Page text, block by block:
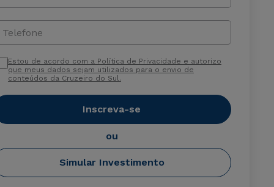
Telefone
Estou de acordo com a Política de Privacidade e autorizo
que meus dados sejam utilizados para o envio de
conteúdos da Cruzeiro do Sul.
Inscreva-se
ou
Simular Investimento